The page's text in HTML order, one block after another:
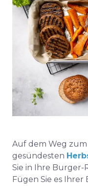
Auf dem Weg zum
gesündesten
Sie in Ihre Burger-
Fügen Sie es Ihrer